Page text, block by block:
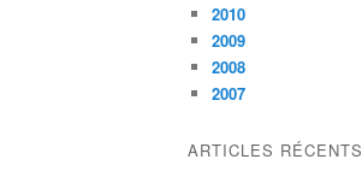
2010
2009
2008
2007
ARTICLES RÉCENTS